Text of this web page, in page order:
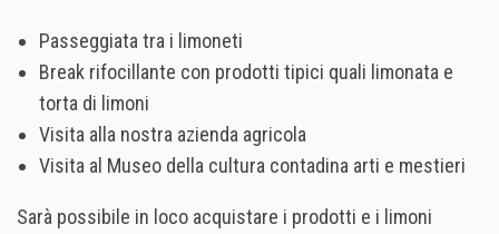
Passeggiata tra i limoneti
Break rifocillante con prodotti tipici quali limonata e
torta di limoni
Visita alla nostra azienda agricola
Visita al Museo della cultura contadina arti e mestieri
Sarà possibile in loco acquistare i prodotti e i limoni